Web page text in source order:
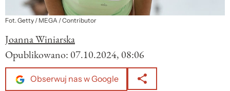
Fot. Getty / MEGA / Contributor
Joanna Winiarska
Opublikowano: 07.10.2024, 08:06
Obserwuj nas w Google